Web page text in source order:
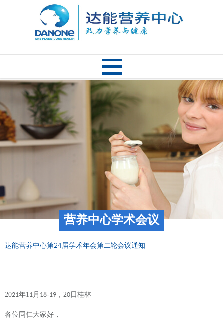
营养中心学术会议
达能营养中心第24届学术年会第二轮会议通知
2021年11月 18-19 ， 20 日桂林
各位同仁大家好，